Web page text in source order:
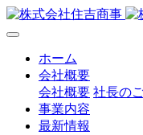
ホーム
会社概要
会社概要 社長の
事業内容
最新情報